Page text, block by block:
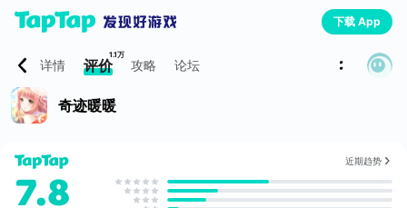
下载 App
详情 评价
1.1万
攻略 论坛
奇迹暖暖
近期趋势
7.8